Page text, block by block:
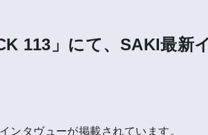
113」にて、SAKI最新
ンタヴューが掲載されています。